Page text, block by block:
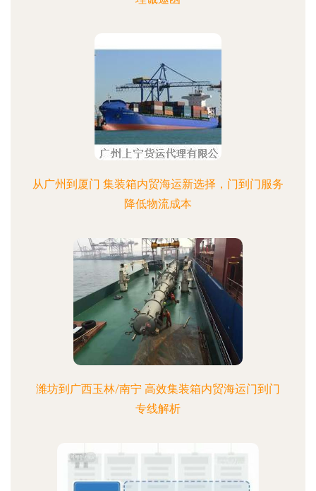
从广州到厦门 集装箱内贸海运新选择，门到门服务
降低物流成本
潍坊到广西玉林/南宁 高效集装箱内贸海运门到门
专线解析